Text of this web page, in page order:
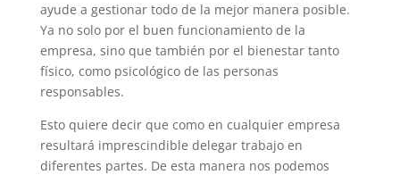
ayude a gestionar todo de la mejor manera posible.
Ya no solo por el buen funcionamiento de la
empresa, sino que también por el bienestar tanto
físico, como psicológico de las personas
responsables.
Esto quiere decir que como en cualquier empresa
resultará imprescindible delegar trabajo en
diferentes partes. De esta manera nos podemos